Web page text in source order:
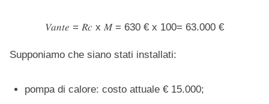
𝑉𝑎𝑛𝑡𝑒 = 𝑅𝑐 x 𝑀 = 630 € x 100= 63.000 €
Supponiamo che siano stati installati:
pompa di calore: costo attuale € 15.000;